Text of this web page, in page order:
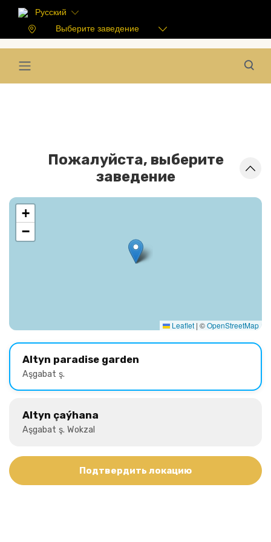
Русский
Выберите заведение
Пожалуйста, выберите
заведение
+
−
Leaflet | ©OpenStreetMap
Altyn paradise garden
Aşgabat ş.
Altyn çaýhana
Aşgabat ş. Wokzal
Подтвердить локацию